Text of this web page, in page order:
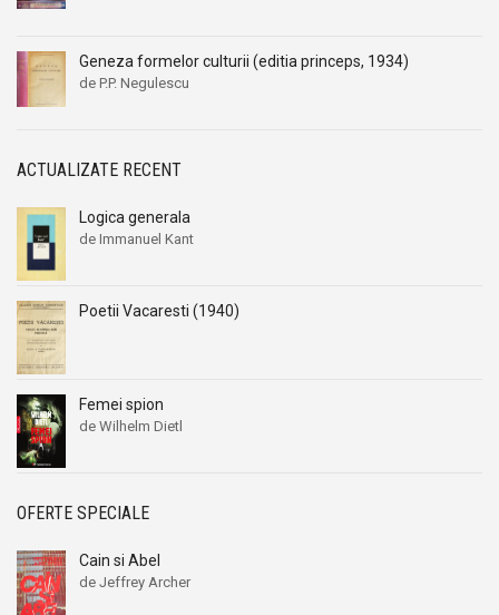
Geneza formelor culturii (editia princeps, 1934)
de P.P. Negulescu
ACTUALIZATE RECENT
Logica generala
de Immanuel Kant
Poetii Vacaresti (1940)
Femei spion
de Wilhelm Dietl
OFERTE SPECIALE
Cain si Abel
de Jeffrey Archer